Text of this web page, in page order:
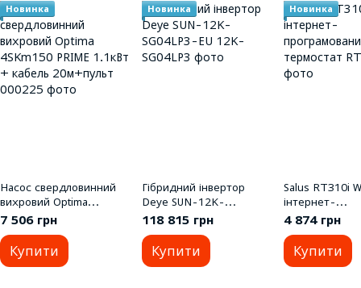
Новинка
Насос свердловинний
вихровий Optima
4SKm150 PRIME 1.1кВт
+ кабель 20м+пульт
7 506 грн
Купити
Новинка
Гібридний інвертор
Deye SUN-12K-
SG04LP3-EU
118 815 грн
Купити
Новинка
Salus RT310i
інтернет-
термостат
4 874 грн
Купити